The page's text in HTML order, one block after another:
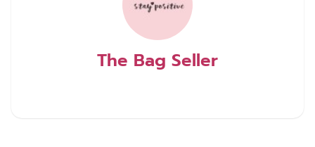
The Bag Seller